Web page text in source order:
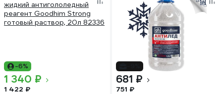
-6%
1 340 ₽
1 422 ₽
681 ₽
751 ₽